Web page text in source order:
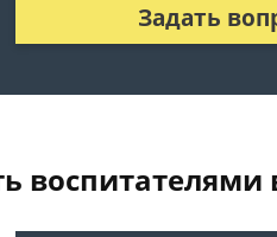
Задать
воспитателями